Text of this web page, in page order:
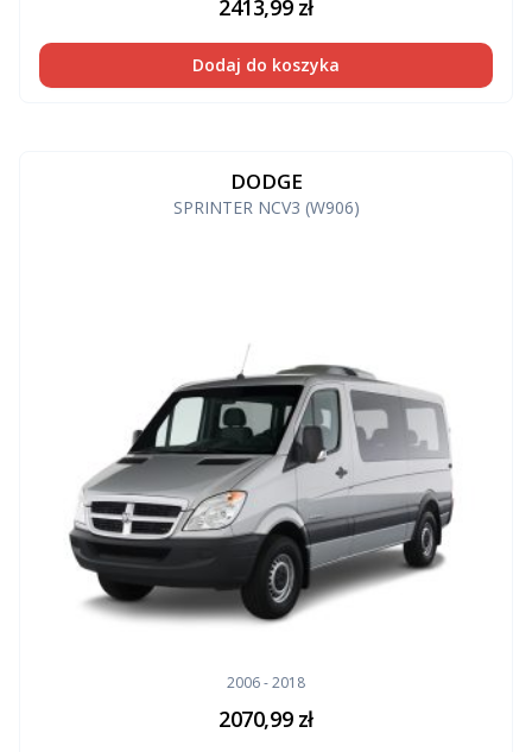
2413,99 zł
Dodaj do koszyka
DODGE
SPRINTER NCV3 (W906)
2006 - 2018
2070,99 zł